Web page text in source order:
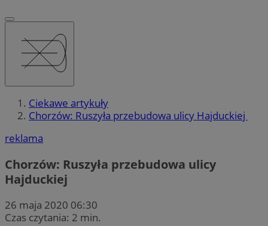
Ciekawe artykuły
Chorzów: Ruszyła przebudowa ulicy Hajduckiej
reklama
Chorzów: Ruszyła przebudowa ulicy
Hajduckiej
26 maja 2020 06:30
Czas czytania: 2 min.